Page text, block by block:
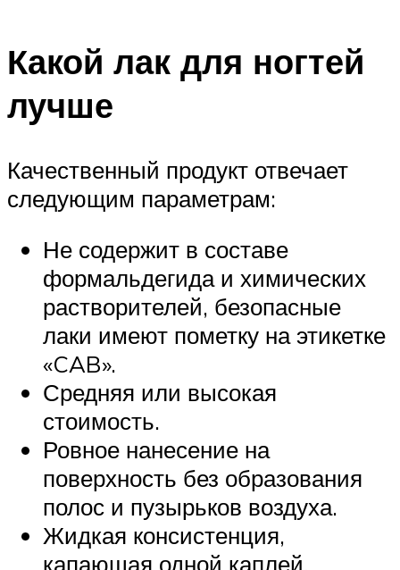
Какой лак для ногтей
лучше
Качественный продукт отвечает
следующим параметрам:
Не содержит в составе
формальдегида и химических
растворителей, безопасные
лаки имеют пометку на этикетке
«CAB».
Средняя или высокая
стоимость.
Ровное нанесение на
поверхность без образования
полос и пузырьков воздуха.
Жидкая консистенция,
капающая одной каплей.